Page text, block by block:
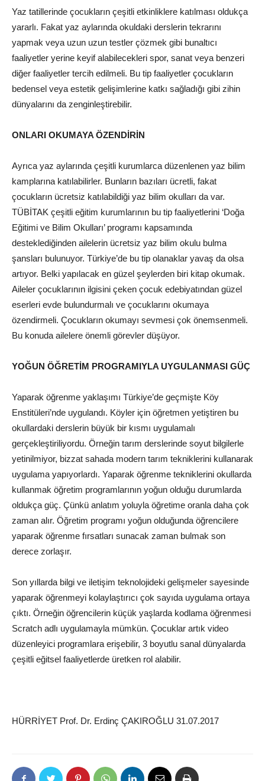
Yaz tatillerinde çocukların çeşitli etkinliklere katılması oldukça
yararlı. Fakat yaz aylarında okuldaki derslerin tekrarını
yapmak veya uzun uzun testler çözmek gibi bunaltıcı
faaliyetler yerine keyif alabilecekleri spor, sanat veya benzeri
diğer faaliyetler tercih edilmeli. Bu tip faaliyetler çocukların
bedensel veya estetik gelişimlerine katkı sağladığı gibi zihin
dünyalarını da zenginleştirebilir.
ONLARI OKUMAYA ÖZENDİRİN
Ayrıca yaz aylarında çeşitli kurumlarca düzenlenen yaz bilim
kamplarına katılabilirler. Bunların bazıları ücretli, fakat
çocukların ücretsiz katılabildiği yaz bilim okulları da var.
TÜBİTAK çeşitli eğitim kurumlarının bu tip faaliyetlerini ‘Doğa
Eğitimi ve Bilim Okulları’ programı kapsamında
desteklediğinden ailelerin ücretsiz yaz bilim okulu bulma
şansları bulunuyor. Türkiye’de bu tip olanaklar yavaş da olsa
artıyor. Belki yapılacak en güzel şeylerden biri kitap okumak.
Aileler çocuklarının ilgisini çeken çocuk edebiyatından güzel
eserleri evde bulundurmalı ve çocuklarını okumaya
özendirmeli. Çocukların okumayı sevmesi çok önemsenmeli.
Bu konuda ailelere önemli görevler düşüyor.
YOĞUN ÖĞRETİM PROGRAMIYLA UYGULANMASI GÜÇ
Yaparak öğrenme yaklaşımı Türkiye’de geçmişte Köy
Enstitüleri’nde uygulandı. Köyler için öğretmen yetiştiren bu
okullardaki derslerin büyük bir kısmı uygulamalı
gerçekleştiriliyordu. Örneğin tarım derslerinde soyut bilgilerle
yetinilmiyor, bizzat sahada modern tarım tekniklerini kullanarak
uygulama yapıyorlardı. Yaparak öğrenme tekniklerini okullarda
kullanmak öğretim programlarının yoğun olduğu durumlarda
oldukça güç. Çünkü anlatım yoluyla öğretime oranla daha çok
zaman alır. Öğretim programı yoğun olduğunda öğrencilere
yaparak öğrenme fırsatları sunacak zaman bulmak son
derece zorlaşır.
Son yıllarda bilgi ve iletişim teknolojideki gelişmeler sayesinde
yaparak öğrenmeyi kolaylaştırıcı çok sayıda uygulama ortaya
çıktı. Örneğin öğrencilerin küçük yaşlarda kodlama öğrenmesi
Scratch adlı uygulamayla mümkün. Çocuklar artık video
düzenleyici programlara erişebilir, 3 boyutlu sanal dünyalarda
çeşitli eğitsel faaliyetlerde üretken rol alabilir.
HÜRRİYET Prof. Dr. Erdinç ÇAKIROĞLU 31.07.2017